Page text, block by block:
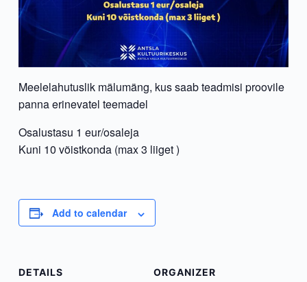
Meelelahutuslik mälumäng, kus saab teadmisi proovile
panna erinevatel teemadel
Osalustasu 1 eur/osaleja
Kuni 10 võistkonda (max 3 liiget )
Add to calendar
DETAILS ORGANIZER